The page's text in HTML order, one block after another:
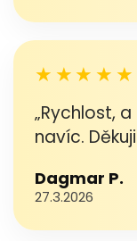
★★★★★
„Rychlost,
navíc.
Dagmar P.
27.3.2026